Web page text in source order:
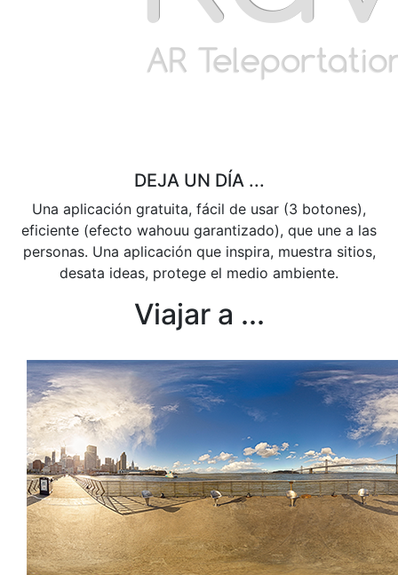
DEJA UN DÍA ...
Una aplicación gratuita, fácil de usar (3 botones),
eficiente (efecto wahouu garantizado), que une a las
personas. Una aplicación que inspira, muestra sitios,
desata ideas, protege el medio ambiente.
Viajar a ...